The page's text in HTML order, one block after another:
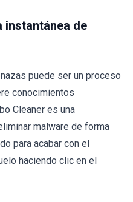
instantánea de
puede ser un proceso
conocimientos
Cleaner es una
malware de forma
para acabar con el
haciendo clic en el